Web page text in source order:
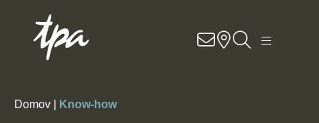
Know-how
Domov | Know-how